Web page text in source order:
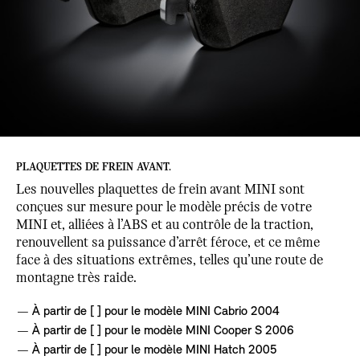
PLAQUETTES DE FREIN AVANT.
Les nouvelles plaquettes de frein avant MINI sont
conçues sur mesure pour le modèle précis de votre
MINI et, alliées à l’ABS et au contrôle de la traction,
renouvellent sa puissance d’arrêt féroce, et ce même
face à des situations extrêmes, telles qu’une route de
montagne très raide.
À partir de [ ] pour le modèle MINI Cabrio 2004
À partir de [ ] pour le modèle MINI Cooper S 2006
À partir de [ ] pour le modèle MINI Hatch 2005